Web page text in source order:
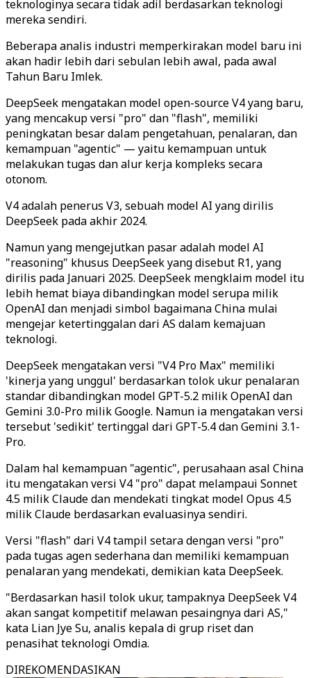
teknologinya secara tidak adil berdasarkan teknologi
mereka sendiri.
Beberapa analis industri memperkirakan model baru ini
akan hadir lebih dari sebulan lebih awal, pada awal
Tahun Baru Imlek.
DeepSeek mengatakan model open-source V4 yang baru,
yang mencakup versi "pro" dan "flash", memiliki
peningkatan besar dalam pengetahuan, penalaran, dan
kemampuan "agentic" — yaitu kemampuan untuk
melakukan tugas dan alur kerja kompleks secara
otonom.
V4 adalah penerus V3, sebuah model AI yang dirilis
DeepSeek pada akhir 2024.
Namun yang mengejutkan pasar adalah model AI
"reasoning" khusus DeepSeek yang disebut R1, yang
dirilis pada Januari 2025. DeepSeek mengklaim model itu
lebih hemat biaya dibandingkan model serupa milik
OpenAI dan menjadi simbol bagaimana China mulai
mengejar ketertinggalan dari AS dalam kemajuan
teknologi.
DeepSeek mengatakan versi "V4 Pro Max" memiliki
'kinerja yang unggul' berdasarkan tolok ukur penalaran
standar dibandingkan model GPT-5.2 milik OpenAI dan
Gemini 3.0-Pro milik Google. Namun ia mengatakan versi
tersebut 'sedikit' tertinggal dari GPT-5.4 dan Gemini 3.1-
Pro.
Dalam hal kemampuan "agentic", perusahaan asal China
itu mengatakan versi V4 "pro" dapat melampaui Sonnet
4.5 milik Claude dan mendekati tingkat model Opus 4.5
milik Claude berdasarkan evaluasinya sendiri.
Versi "flash" dari V4 tampil setara dengan versi "pro"
pada tugas agen sederhana dan memiliki kemampuan
penalaran yang mendekati, demikian kata DeepSeek.
"Berdasarkan hasil tolok ukur, tampaknya DeepSeek V4
akan sangat kompetitif melawan pesaingnya dari AS,"
kata Lian Jye Su, analis kepala di grup riset dan
penasihat teknologi Omdia.
DIREKOMENDASIKAN